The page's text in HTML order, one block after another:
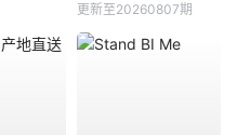
更新至20260807期